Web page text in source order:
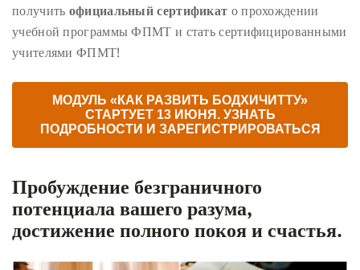
получить официальный сертификат о прохождении
учебной программы ФПМТ и стать сертифицированными
учителями ФПМТ!
МОДУЛЬ «КАК РАЗВИТЬ БОДХИЧИТТУ»
СТАРТУЕТ 13 ИЮНЯ. УЗНАТЬ
ПОДРОБНОСТИ И ЗАРЕГИСТРИРОВАТЬСЯ
Пробуждение безграничного
потенциала вашего разума,
достижение полного покоя и счастья.